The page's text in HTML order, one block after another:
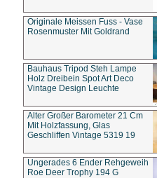
Originale Meissen Fuss - Vase
Rosenmuster Mit Goldrand
Bauhaus Tripod Steh Lampe
Holz Dreibein Spot Art Deco
Vintage Design Leuchte
Alter Großer Barometer 21 Cm
Mit Holzfassung, Glas
Geschliffen Vintage 5319 19
Ungerades 6 Ender Rehgeweih
Roe Deer Trophy 194 G